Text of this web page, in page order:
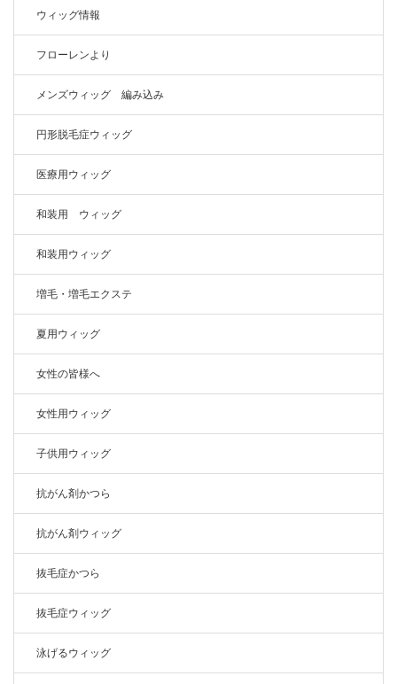
ウィッグ情報
フローレンより
メンズウィッグ 編み込み
円形脱毛症ウィッグ
医療用ウィッグ
和装用 ウィッグ
和装用ウィッグ
増毛・増毛エクステ
夏用ウィッグ
女性の皆様へ
女性用ウィッグ
子供用ウィッグ
抗がん剤かつら
抗がん剤ウィッグ
抜毛症かつら
抜毛症ウィッグ
泳げるウィッグ